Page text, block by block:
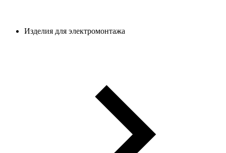
Изделия для электромонтажа